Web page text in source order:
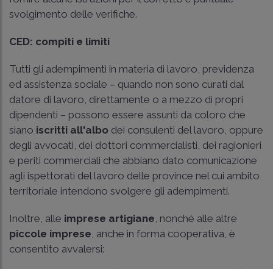
svolgimento delle verifiche.
CED: compiti e limiti
Tutti gli adempimenti in materia di lavoro, previdenza
ed assistenza sociale – quando non sono curati dal
datore di lavoro, direttamente o a mezzo di propri
dipendenti – possono essere assunti da coloro che
siano iscritti all'albo dei consulenti del lavoro, oppure
degli avvocati, dei dottori commercialisti, dei ragionieri
e periti commerciali che abbiano dato comunicazione
agli ispettorati del lavoro delle province nel cui ambito
territoriale intendono svolgere gli adempimenti.
Inoltre, alle imprese artigiane , nonché alle altre
piccole imprese , anche in forma cooperativa, è
consentito avvalersi: